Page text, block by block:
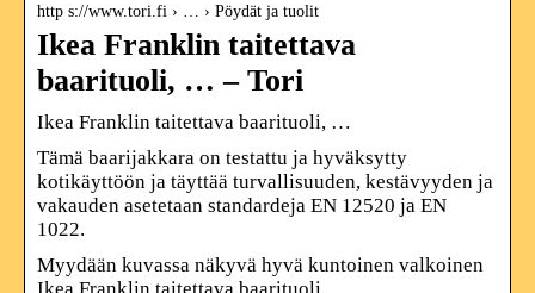
http s://www.tori.fi › … › Pöydät ja tuolit
Ikea Franklin taitettava
baarituoli, … – Tori
Ikea Franklin taitettava baarituoli, …
Tämä baarijakkara on testattu ja hyväksytty
kotikäyttöön ja täyttää turvallisuuden, kestävyyden ja
vakauden asetetaan standardeja EN 12520 ja EN
1022.
Myydään kuvassa näkyvä hyvä kuntoinen valkoinen